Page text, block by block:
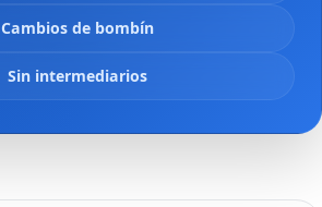
Cambios de bombín
Sin intermediarios